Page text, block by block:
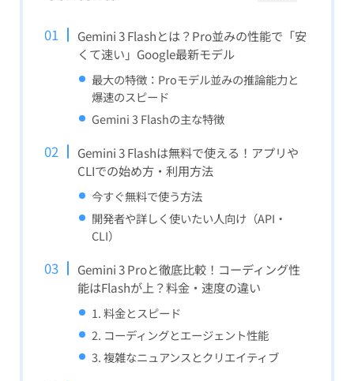
Gemini 3 Flashとは？Pro並みの性能で「安
くて速い」Google最新モデル
最大の特徴：Proモデル並みの推論能力と
爆速のスピード
Gemini 3 Flashの主な特徴
Gemini 3 Flashは無料で使える！アプリや
CLIでの始め方・利用方法
今すぐ無料で使う方法
開発者や詳しく使いたい人向け（API・
CLI）
Gemini 3 Proと徹底比較！コーディング性
能はFlashが上？料金・速度の違い
1. 料金とスピード
2. コーディングとエージェント性能
3. 複雑なニュアンスとクリエイティブ